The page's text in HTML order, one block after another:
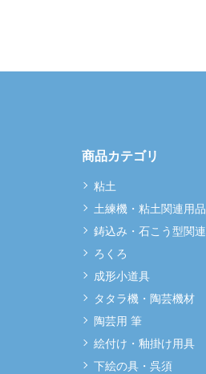
商品カテゴリ
粘土
土練機・粘土関連用品
鋳込み・石こう型関連
ろくろ
成形小道具
タタラ機・陶芸機材
陶芸用 筆
絵付け・釉掛け用具
下絵の具・呉須